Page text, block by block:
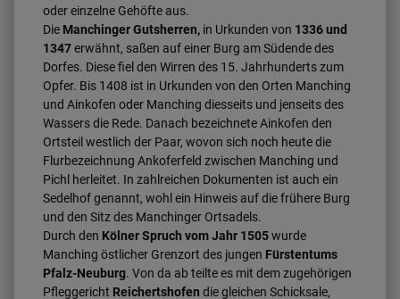
oder einzelne Gehöfte aus.
Die Manchinger Gutsherren, in Urkunden von 1336 und
1347erwähnt, saßen auf einer Burg am Südende des
Dorfes. Diese fiel den Wirren des 15. Jahrhunderts zum
Opfer. Bis 1408 ist in Urkunden von den Orten Manching
und Ainkofen oder Manching diesseits und jenseits des
Wassers die Rede. Danach bezeichnete Ainkofen den
Ortsteil westlich der Paar, wovon sich noch heute die
Flurbezeichnung Ankoferfeld zwischen Manching und
Pichl herleitet. In zahlreichen Dokumenten ist auch ein
Sedelhof genannt, wohl ein Hinweis auf die frühere Burg
und den Sitz des Manchinger Ortsadels.
Durch den Kölner Spruch vom Jahr 1505wurde
Manching östlicher Grenzort des jungen Fürstentums
Pfalz-Neuburg. Von da ab teilte es mit dem zugehörigen
Pfleggericht Reichertshofen die gleichen Schicksale,